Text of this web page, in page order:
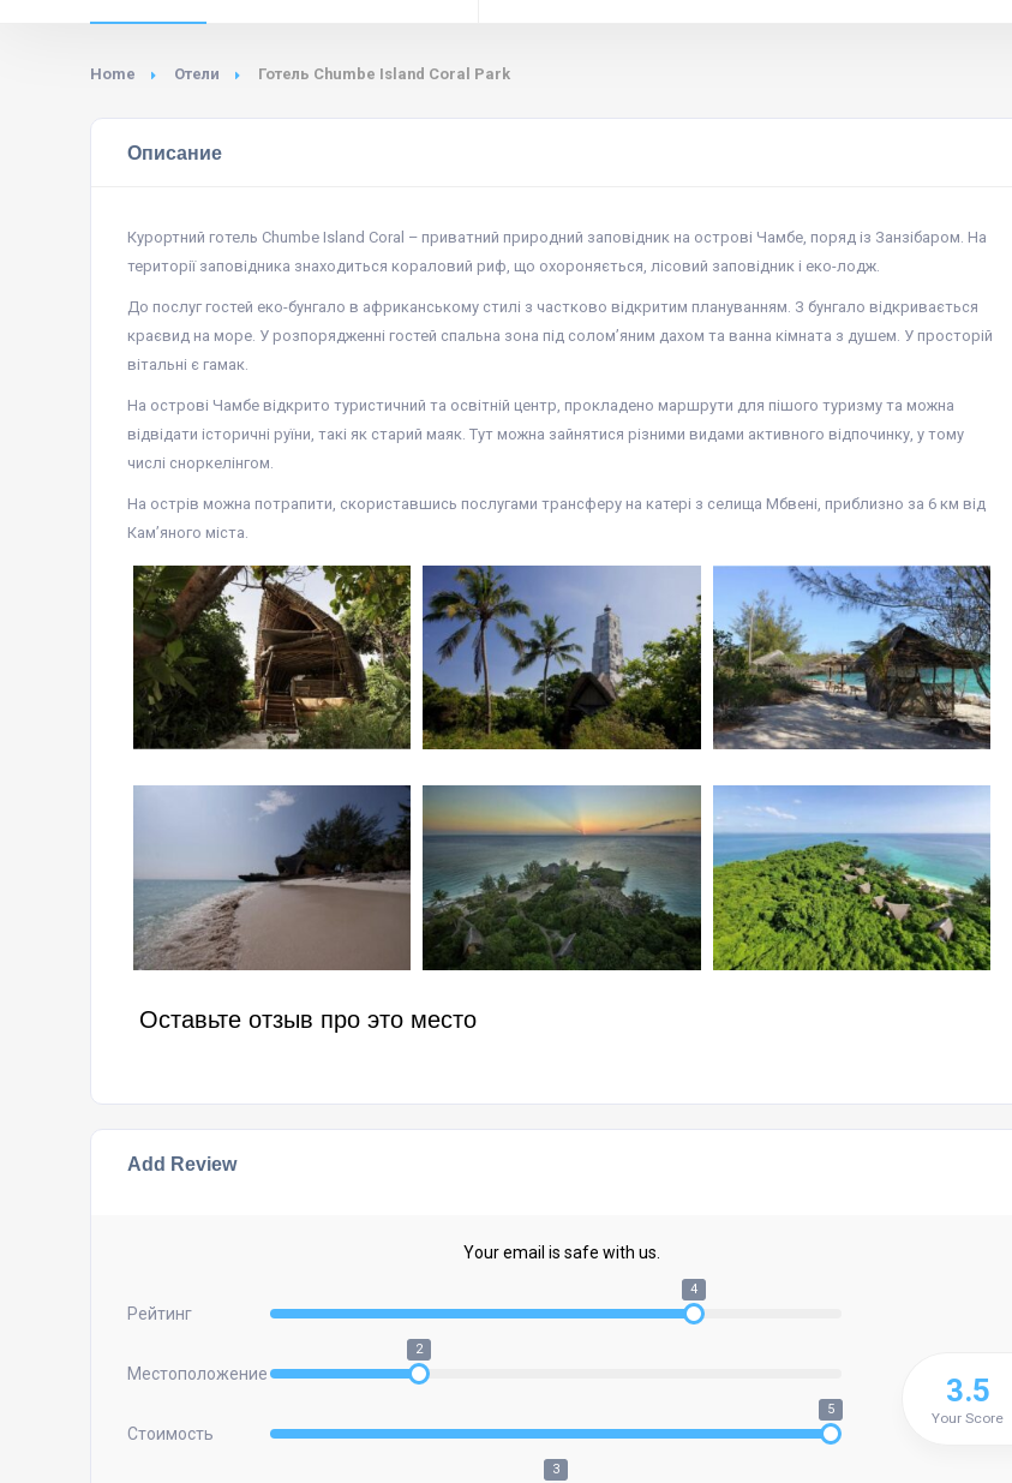
Home Отели Готель Chumbe Island Coral Park
Описание
Курортний готель Chumbe Island Coral – приватний природний заповідник на острові Чамбе, поряд із Занзібаром. На
території заповідника знаходиться кораловий риф, що охороняється, лісовий заповідник і еко-лодж.
До послуг гостей еко-бунгало в африканському стилі з частково відкритим плануванням. З бунгало відкривається
краєвид на море. У розпорядженні гостей спальна зона під солом’яним дахом та ванна кімната з душем. У просторій
вітальні є гамак.
На острові Чамбе відкрито туристичний та освітній центр, прокладено маршрути для пішого туризму та можна
відвідати історичні руїни, такі як старий маяк. Тут можна зайнятися різними видами активного відпочинку, у тому
числі сноркелінгом.
На острів можна потрапити, скориставшись послугами трансферу на катері з селища Мбвені, приблизно за 6 км від
Кам’яного міста.
Оставьте отзыв про это место
Add Review
Your email is safe with us.
Рейтинг
4
Местоположение
2
Стоимость
5
3
3.5
Your Score